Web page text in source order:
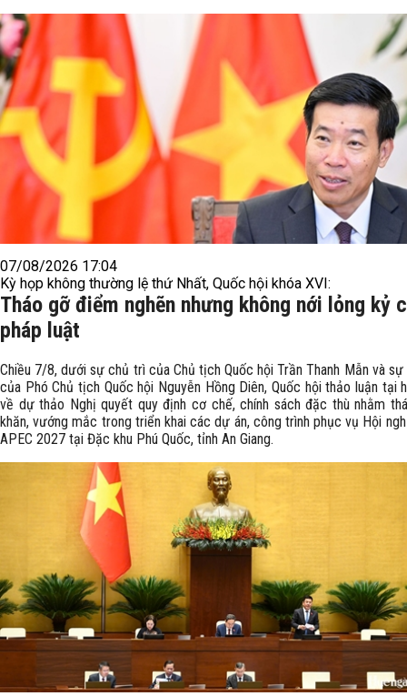
07/08/2026 17:04
Kỳ họp không thường lệ thứ Nhất, Quốc hội khóa XVI:
Tháo gỡ điểm nghẽn nhưng không nới lỏng kỷ
pháp luật
Chiều 7/8, dưới sự chủ trì của Chủ tịch Quốc hội Trần Thanh Mẫn và sự
của Phó Chủ tịch Quốc hội Nguyễn Hồng Diên, Quốc hội thảo luận tại
về dự thảo Nghị quyết quy định cơ chế, chính sách đặc thù nhằm
khăn, vướng mắc trong triển khai các dự án, công trình phục vụ Hội
APEC 2027 tại Đặc khu Phú Quốc, tỉnh An Giang.